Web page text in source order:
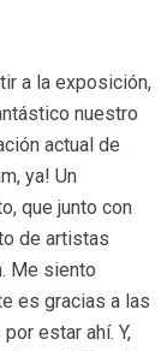
a la exposición,
nuestro
actual de
ya! Un
que junto con
de artistas
Me siento
es gracias a las
estar ahí. Y,